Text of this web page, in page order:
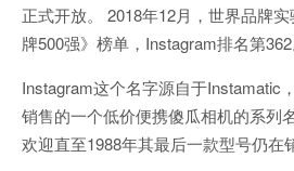
正式开放。 2018年12月，世界品牌
牌500强》榜单，Instagram排名第362
Instagram这个名字源自于Instamatic
销售的一个低价便携傻瓜相机的系列
欢迎直至1988年其最后一款型号仍在